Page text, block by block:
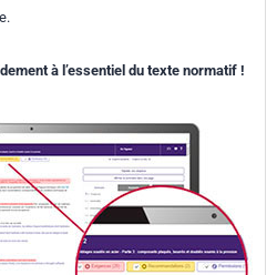
à l’essentiel du texte normatif !